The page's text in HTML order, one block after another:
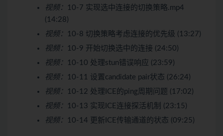
视频：
10-7 实现选中连接的切换策略.mp4
(14:28)
视频：
10-8 切换策略考虑连接的优先级 (13:27)
视频：
10-9 开始切换选中的连接 (24:50)
视频：
10-10 处理stun错误响应 (23:59)
视频：
10-11 设置candidate pair状态 (26:24)
视频：
10-12 处理ICE的ping周期问题 (17:02)
视频：
10-13 实现ICE连接探活机制 (23:15)
视频：
10-14 更新ICE传输通道的状态 (09:25)